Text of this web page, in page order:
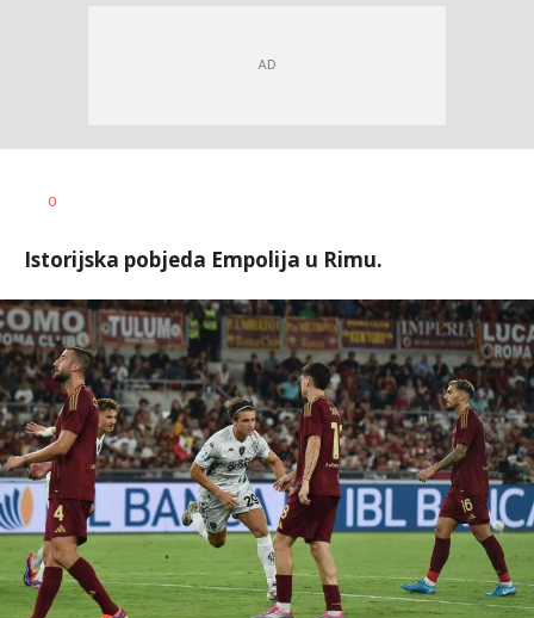
AUTOR
0
Istorijska pobjeda Empolija u Rimu.